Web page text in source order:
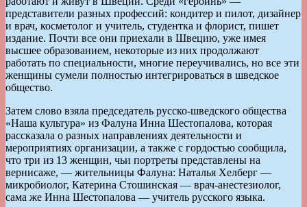
представители разных профессий: кондитер и пилот, дизайнер
и врач, косметолог и учитель, студентка и флорист, пишет
издание. Почти все они приехали в Швецию, уже имея
высшее образованием, некоторые из них продолжают
работать по специальности, многие переучивались, но все эти
женщины сумели полностью интегрироваться в шведское
общество.
Затем слово взяла председатель русско-шведского общества
«Наша культура» из Фалуна Инна Шестопалова, которая
рассказала о разных направлениях деятельности и
мероприятиях организации, а также с гордостью сообщила,
что три из 13 женщин, чьи портреты представлены на
вернисаже, — жительницы Фалуна: Наталья Хелберг —
микробиолог, Катерина Стошинская — врач-анестезиолог,
сама же Инна Шестопалова — учитель русского языка.